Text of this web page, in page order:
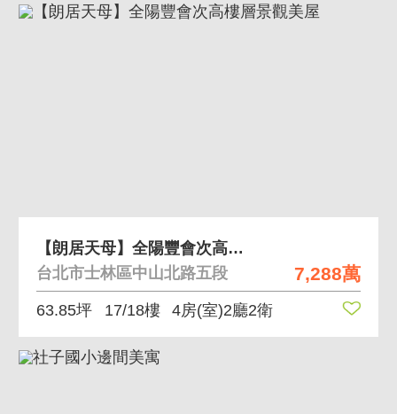
7,288萬
【朗居天母】全陽豐會次高樓層景觀美屋
台北市士林區中山北路五段
63.85坪 17/18樓 4房(室)2廳2衛